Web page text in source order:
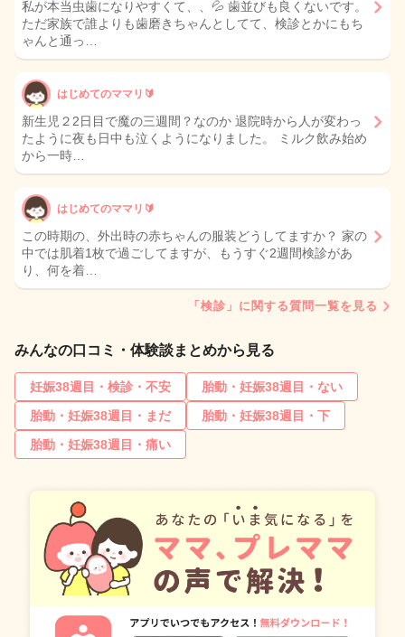
私が本当虫歯になりやすくて、、💦 歯並びも良くないです。
ただ家族で誰よりも歯磨きちゃんとしてて、検診とかにもち
ゃんと通っ…
はじめてのママリ🔰
新生児２2日目で魔の三週間？なのか 退院時から人が変わっ
たように夜も日中も泣くようになりました。 ミルク飲み始め
から一時…
はじめてのママリ🔰
この時期の、外出時の赤ちゃんの服装どうしてますか？ 家の
中では肌着1枚で過ごしてますが、もうすぐ2週間検診があ
り、何を着…
「検診」に関する質問一覧を見る
みんなの口コミ・体験談まとめから見る
妊娠38週目・検診・不安
胎動・妊娠38週目・ない
胎動・妊娠38週目・まだ
胎動・妊娠38週目・下
胎動・妊娠38週目・痛い